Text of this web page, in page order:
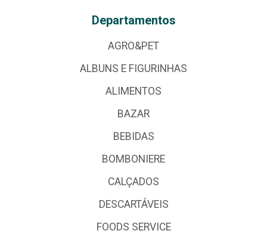
Departamentos
AGRO&PET
ALBUNS E FIGURINHAS
ALIMENTOS
BAZAR
BEBIDAS
BOMBONIERE
CALÇADOS
DESCARTÁVEIS
FOODS SERVICE